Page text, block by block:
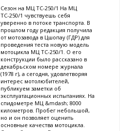
Сезон на МЦ ТС-250/1 На МЦ
ТС-250/1 чувствуешь себя
уверенно в потоке транспорта. В
прошлом году редакция получила
от мотозавода в Цшопау (ГДР) для
проведения теста новую модель
мотоцикла МЦ ТС-250/1. О его
конструкции было рассказано в
декабрьском номере журнала
(1978 г), а сегодня, удовлетворяя
интерес мотолюбителей,
публикуем заметки об
эксплуатационных испытаниях. На
спидометре МЦ &mdash; 8000
километров. Пробег небольшой,
но и он позволяет оценить
основные качества мотоцикла.